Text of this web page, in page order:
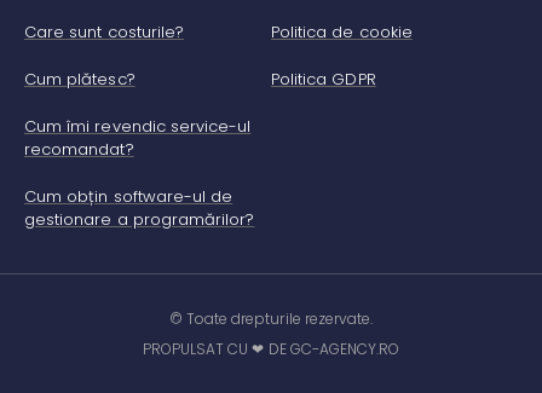
Care sunt costurile?
Cum plătesc?
Cum îmi revendic service-ul
recomandat?
Cum obțin software-ul de
gestionare a programărilor?
Politica de cookie
Politica GDPR
© Toate drepturile rezervate.
PROPULSAT CU ❤ DE GC-AGENCY.RO